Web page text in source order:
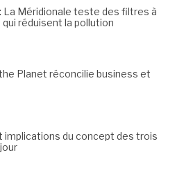
La Méridionale teste des filtres à
réduisent la pollution
Planet réconcilie business et
implications du concept des trois